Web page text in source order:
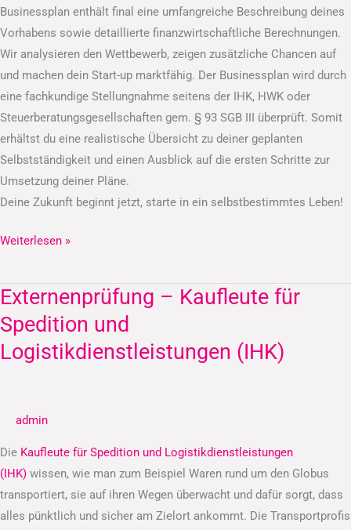
Businessplan enthält final eine umfangreiche Beschreibung deines
Vorhabens sowie detaillierte finanzwirtschaftliche Berechnungen.
Wir analysieren den Wettbewerb, zeigen zusätzliche Chancen auf
und machen dein Start-up marktfähig. Der Businessplan wird durch
eine fachkundige Stellungnahme seitens der IHK, HWK oder
Steuerberatungsgesellschaften gem. § 93 SGB III überprüft. Somit
erhältst du eine realistische Übersicht zu deiner geplanten
Selbstständigkeit und einen Ausblick auf die ersten Schritte zur
Umsetzung deiner Pläne.
Deine Zukunft beginnt jetzt, starte in ein selbstbestimmtes Leben!
Weiterlesen »
Externenprüfung – Kaufleute für
Spedition und
Logistikdienstleistungen (IHK)
admin
Die Kaufleute für Spedition und Logistikdienstleistungen
(IHK) wissen, wie man zum Beispiel Waren rund um den Globus
transportiert, sie auf ihren Wegen überwacht und dafür sorgt, dass
alles pünktlich und sicher am Zielort ankommt. Die Transportprofis
Externenprüfung
–
Kaufleute
für
Logistikdienstleistungen